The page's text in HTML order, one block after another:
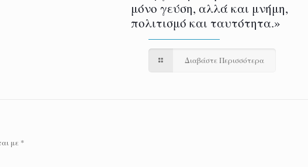
μόνο γεύση, αλλά και μνήμη,
πολιτισμό και ταυτότητα.»
Διαβάστε Περισσότερα
με *